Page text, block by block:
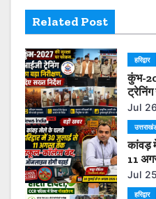
i
g
a
t
i
o
n
Related Post
हरिद्वार
कुंभ-
ट्रेनिंग
सुधार
Jul
कांवड़
11
Jul
हरिद्वार